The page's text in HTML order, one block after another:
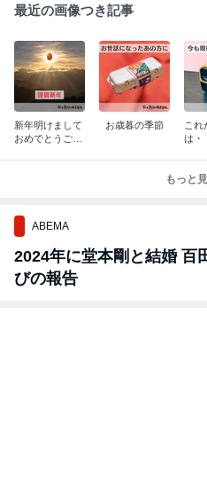
最近の画像つき記事
新年明けまして
おめでとうござ
お歳暮の季節
これ
は・
もっと
ABEMA
2024年に堂本剛と結婚 百
びの報告